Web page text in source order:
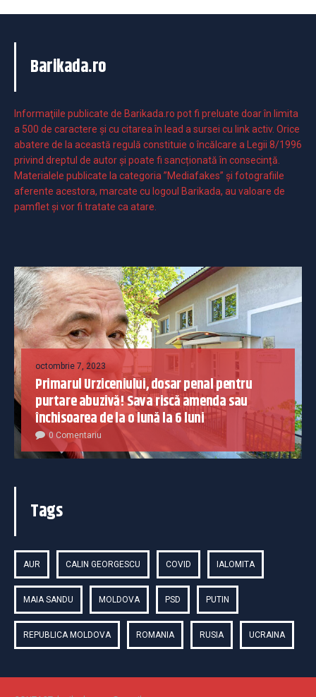
Barikada.ro
Informaţiile publicate de Barikada.ro pot fi preluate doar în limita
a 500 de caractere şi cu citarea în lead a sursei cu link activ. Orice
abatere de la această regulă constituie o încălcare a Legii 8/1996
privind dreptul de autor și poate fi sancționată în consecință.
Materialele publicate la categoria ”Mediafakes” și fotografiile
aferente acestora, marcate cu logoul Barikada, au valoare de
pamflet și vor fi tratate ca atare.
octombrie 7, 2023
Primarul Urziceniului, dosar penal pentru
purtare abuzivă! Sava riscă amenda sau
închisoarea de la o lună la 6 luni
0 Comentariu
Tags
AUR CALIN GEORGESCU COVID IALOMITA
MAIA SANDU MOLDOVA PSD PUTIN
REPUBLICA MOLDOVA ROMANIA RUSIA UCRAINA